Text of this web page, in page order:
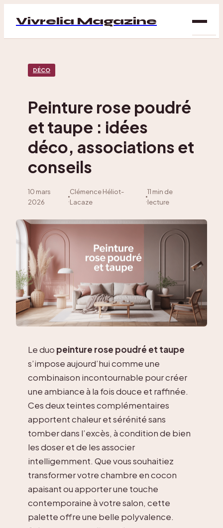
Vivrelia Magazine
DÉCO
Peinture rose poudré
et taupe : idées
déco, associations et
conseils
10 mars
2026
·
Clémence Héliot-
Lacaze
·
11 min de
lecture
Le duo peinture rose poudré et taupe
s’impose aujourd’hui comme une
combinaison incontournable pour créer
une ambiance à la fois douce et raffinée.
Ces deux teintes complémentaires
apportent chaleur et sérénité sans
tomber dans l’excès, à condition de bien
les doser et de les associer
intelligemment. Que vous souhaitiez
transformer votre chambre en cocon
apaisant ou apporter une touche
contemporaine à votre salon, cette
palette offre une belle polyvalence.